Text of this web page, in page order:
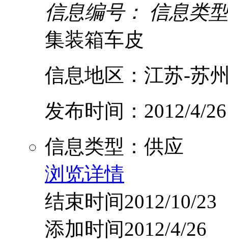
信息编号： 信息类
集装箱车皮
信息地区：江苏-苏
发布时间：2012/4/26
信息类型：供应
浏览详情
结束时间2012/10/23
添加时间2012/4/26